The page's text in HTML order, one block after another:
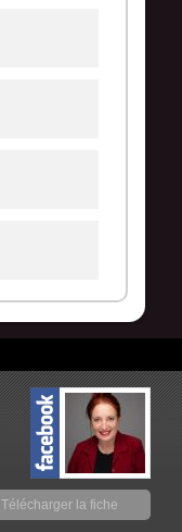
Télécharger la fiche